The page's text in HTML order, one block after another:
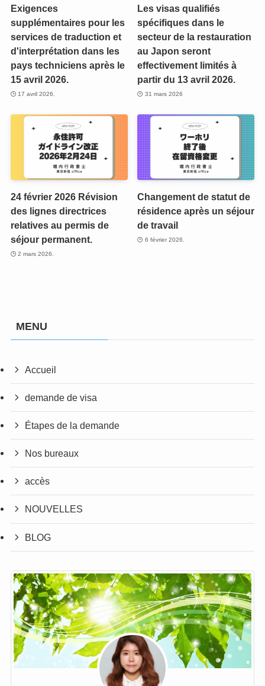
Exigences
supplémentaires pour les
services de traduction et
d'interprétation dans les
pays techniciens après le
15 avril 2026.
17 avril 2026.
Les visas qualifiés
spécifiques dans le
secteur de la restauration
au Japon seront
effectivement limités à
partir du 13 avril 2026.
31 mars 2026
24 février 2026 Révision
des lignes directrices
relatives au permis de
séjour permanent.
2 mars 2026.
Changement de statut de
résidence après un séjour
de travail
6 février 2026.
MENU
Accueil
demande de visa
Étapes de la demande
Nos bureaux
accès
NOUVELLES
BLOG